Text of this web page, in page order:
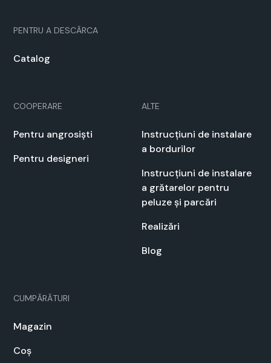
PEN­TRU A DESCĂR­CA
Cat­a­log
COOPERARE
Pen­tru angrosiști
Pen­tru designeri
ALTE
Instrucți­u­ni de insta­lare
a bor­durilor
Instrucți­u­ni de insta­lare
a grătarelor pen­tru
peluze și par­cări
Real­izări
Blog
CUMPĂRĂTURI
Mag­a­zin
Coș